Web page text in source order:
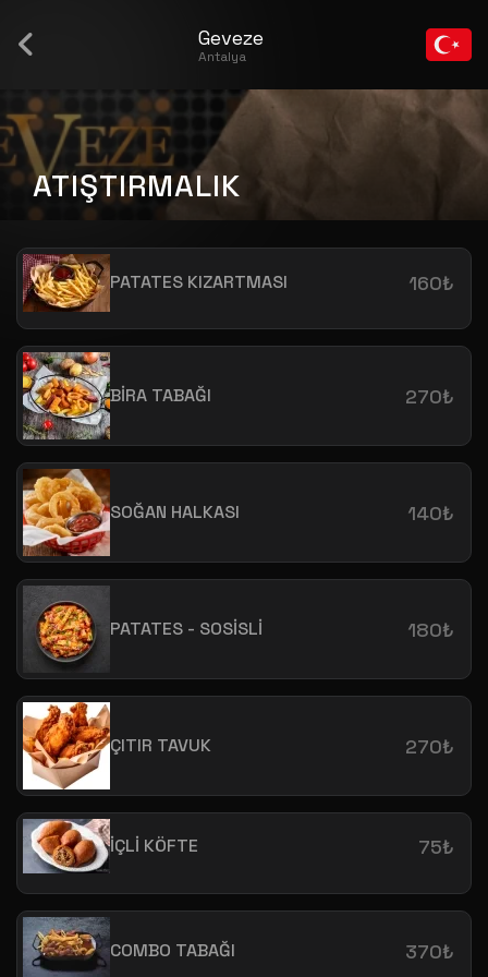
Geveze
Antalya
ATIŞTIRMALIK
PATATES KIZARTMASI 160₺
BİRA TABAĞI 270₺
SOĞAN HALKASI 140₺
PATATES - SOSİSLİ 180₺
ÇITIR TAVUK 270₺
İÇLİ KÖFTE 75₺
COMBO TABAĞI 370₺